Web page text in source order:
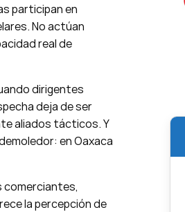
participan en
No actúan
real de
dirigentes
deja de ser
aliados tácticos. Y
en Oaxaca
comerciantes,
la percepción de